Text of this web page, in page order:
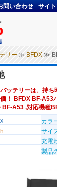
問い合わせ サイ
リー ≫ BFDX ≫
ッテリーは、持
！ BFDX BF-A53
A53 ,対応機種
カラ
サイ
充電
製品